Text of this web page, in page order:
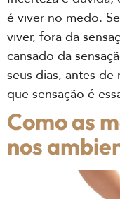
é viver no medo.
viver, fora da
cansado da
seus dias, antes
que sensação é
Como as
nos